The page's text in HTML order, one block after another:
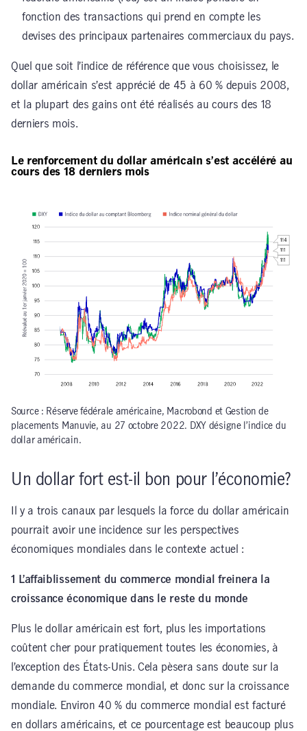
fonction des transactions qui prend en compte les
devises des principaux partenaires commerciaux du pays.
Quel que soit l’indice de référence que vous choisissez, le
dollar américain s’est apprécié de 45 à 60 % depuis 2008,
et la plupart des gains ont été réalisés au cours des 18
derniers mois.
Le renforcement du dollar américain s’est accéléré au
cours des 18 derniers mois
Source : Réserve fédérale américaine, Macrobond et Gestion de
placements Manuvie, au 27 octobre 2022. DXY désigne l’indice du
dollar américain.
Un dollar fort est-il bon pour l’économie?
Il y a trois canaux par lesquels la force du dollar américain
pourrait avoir une incidence sur les perspectives
économiques mondiales dans le contexte actuel :
1 L’affaiblissement du commerce mondial freinera la
croissance économique dans le reste du monde
Plus le dollar américain est fort, plus les importations
coûtent cher pour pratiquement toutes les économies, à
l’exception des États-Unis. Cela pèsera sans doute sur la
demande du commerce mondial, et donc sur la croissance
mondiale. Environ 40 % du commerce mondial est facturé
en dollars américains, et ce pourcentage est beaucoup plus